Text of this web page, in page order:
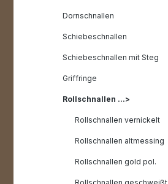
Dornschnallen
Schiebeschnallen
Schiebeschnallen mit Steg
Griffringe
Rollschnallen ...>
Rollschnallen vernickelt
Rollschnallen altmessing
Rollschnallen gold pol.